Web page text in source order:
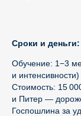
Сроки и деньги:
Обучение: 1−3
и интенсивности)
Стоимость: 15
и Питер —
Госпошлина за